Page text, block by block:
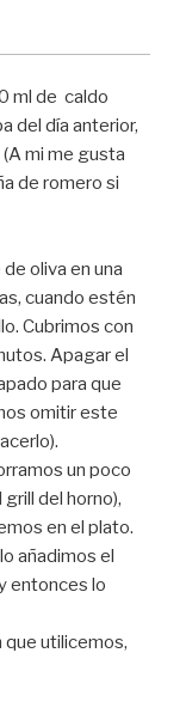
ml de caldo
del día anterior,
mi me gusta
de romero si
oliva en una
cuando estén
Cubrimos con
Apagar el
para que
omitir este
un poco
del horno),
en el plato.
añadimos el
entonces lo
que utilicemos,